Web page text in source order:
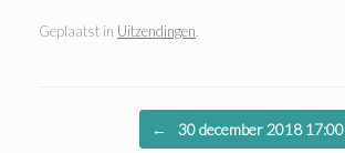
Geplaatst in Uitzendingen
← 30 december 2018 17:00